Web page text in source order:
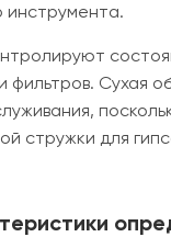
инструмента.
фильтров. Сухая
стружки для